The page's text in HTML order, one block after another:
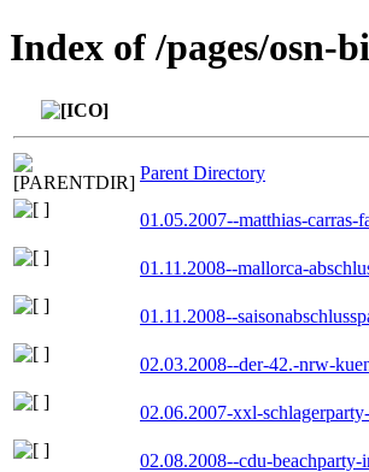
Index of /pages/osn-
Parent Directory
01.05.2007--matthias-
01.11.2008--mallorca-
01.11.2008--
02.03.2008--der-42.-nrw-
02.06.2007-xxl-
02.08.2008--cdu-beachparty-